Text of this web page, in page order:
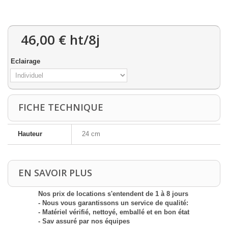
46,00 € ht/8j
Eclairage
FICHE TECHNIQUE
Hauteur 24 cm
EN SAVOIR PLUS
Nos prix de locations s'entendent de 1 à 8 jours
- Nous vous garantissons un service de qualité:
- Matériel vérifié, nettoyé, emballé et en bon état
- Sav assuré par nos équipes